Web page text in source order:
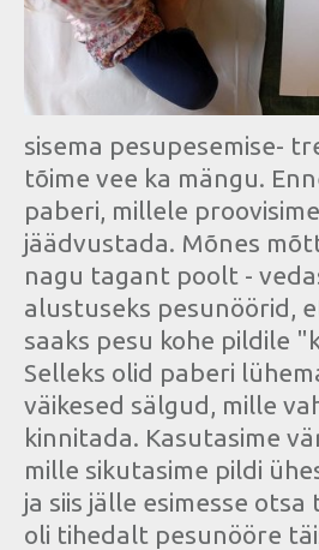
sisema pesupesemise-
tõime vee ka mängu.
paberi, millele
jäädvustada. Mõnes
nagu tagant poolt -
alustuseks pesunöörid,
saaks pesu kohe pildile
Selleks olid paberi
väikesed sälgud, mille
kinnitada. Kasutasime
mille sikutasime pildi
ja siis jälle esimesse
oli tihedalt pesunööre